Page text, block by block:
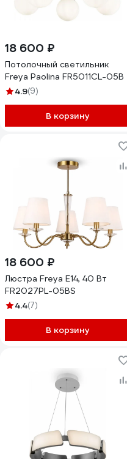
18 600 ₽
Потолочный светильник
Freya Paolina FR5011CL-05B
4.9(9)
В корзину
18 600 ₽
Люстра Freya E14, 40 Вт
FR2027PL-05BS
4.4(7)
В корзину